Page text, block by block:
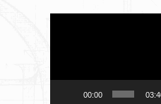
00:00